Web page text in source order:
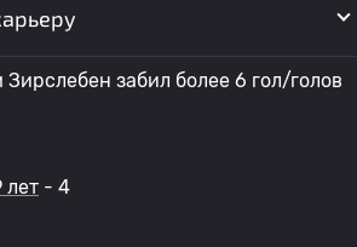
забил более 6 гол/голов
лет - 4